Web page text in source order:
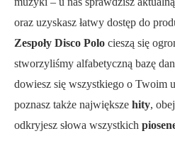
oraz uzyskasz łatwy dostęp do
Zespoły Disco Polo cieszą się
stworzyliśmy alfabetyczną bazę
dowiesz się wszystkiego o Twoim
poznasz także największe hity,
odkryjesz słowa wszystkich